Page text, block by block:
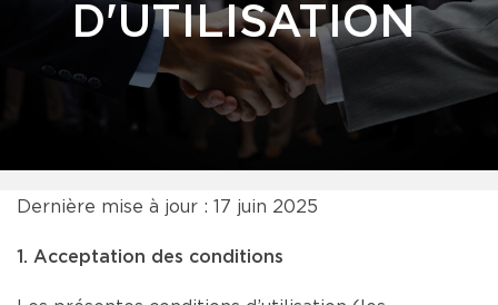
D'UTILISATION
Dernière mise à jour : 17 juin 2025
1. Acceptation des conditions